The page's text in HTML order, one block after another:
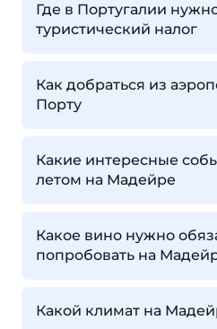
Где в Португалии
туристический налог
Как добраться из
Порту
Какие интересные
летом на Мадейре
Какое вино нужно
попробовать на
Какой климат на